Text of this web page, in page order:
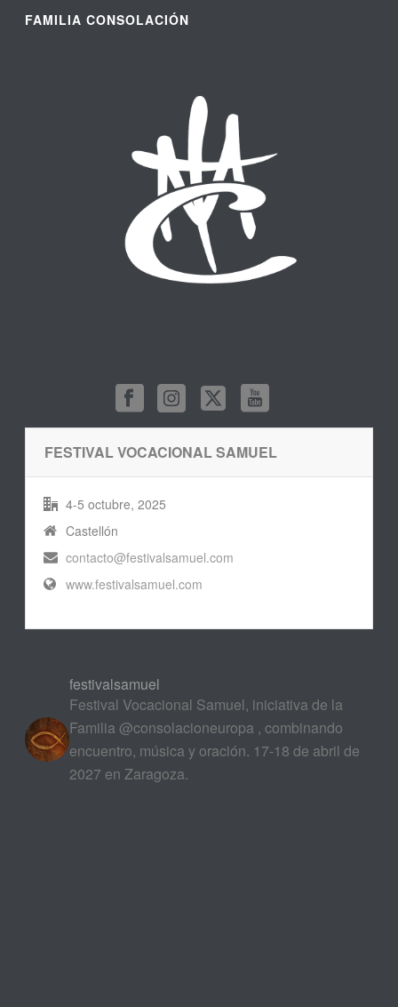
FAMILIA CONSOLACIÓN
FESTIVAL VOCACIONAL SAMUEL
4-5 octubre, 2025
Castellón
contacto@festivalsamuel.com
www.festivalsamuel.com
festivalsamuel
Festival Vocacional Samuel, iniciativa de la
Familia @consolacioneuropa , combinando
encuentro, música y oración. 17-18 de abril de
2027 en Zaragoza.